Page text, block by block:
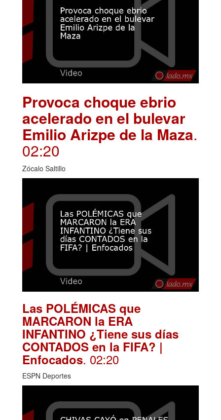
Provoca choque ebrio
acelerado en el bulevar
Emilio Arizpe de la Maza.
02:20
Zócalo Saltillo
Las POLÉMICAS que
MARCARON la ERA
INFANTINO ¿Tiene sus días
CONTADOS en la FIFA? |
Enfocados. 02:20
ESPN Deportes